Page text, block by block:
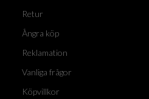
Retur
Ångra köp
Reklamation
Vanliga frågor
Köpvillkor